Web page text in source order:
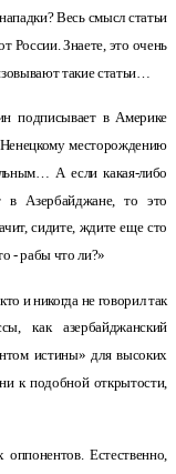
Весь смысл статьи
России. Знаете, это очень
такие статьи…
подписывает в Америке
месторождению
А если какая-либо
в Азербайджане, то это
сидите, ждите еще сто
- рабы что ли?»
и никогда не говорил так
как азербайджанский
истины» для высоких
к подобной открытости,
Естественно,